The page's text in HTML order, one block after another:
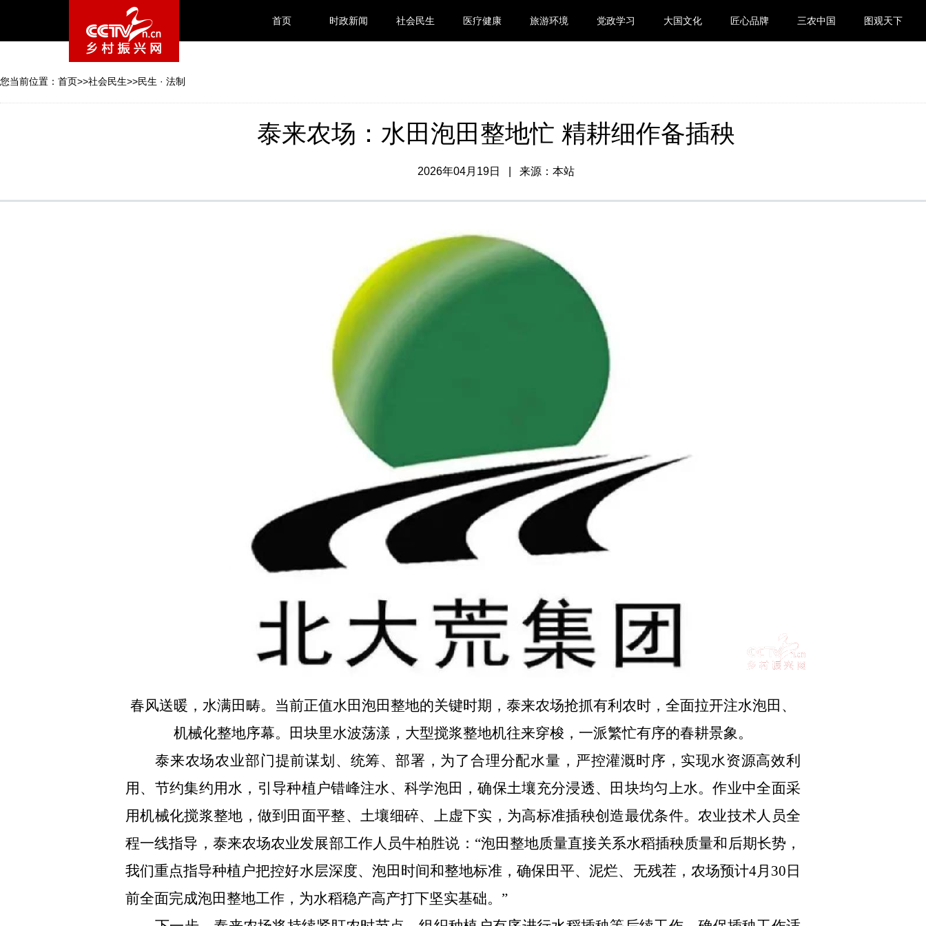
首页 时政新闻 社会民生 医疗健康 旅游环境 党政学习 大国文化 匠心品牌 三农中国 图观天下
您当前位置： 首页>>社会民生>>民生 · 法制
泰来农场：水田泡田整地忙 精耕细作备插秧
2026年04月19日 | 来源：本站
春风送暖，水满田畴。当前正值水田泡田整地的关键时期，泰来农场抢抓有利农时，全面拉开注水泡田、
机械化整地序幕。田块里水波荡漾，大型搅浆整地机往来穿梭，一派繁忙有序的春耕景象。
泰来农场农业部门提前谋划、 统筹、 部署 ， 为了合理分配水量，严控灌溉时序，实现水资源高效利
用、节约集约用水，引导种植户错峰注水、科学泡田，确保土壤充分浸透、田块均匀上水。作业中全面采
用机械化搅浆整地 ，做到田面平整、土壤细碎、上虚下实，为高标准插秧创造最优条件。农业技术人员全
程一线指导， 泰来农场农业发展部工作人员牛柏胜说 ： “泡田整地质量直接关系水稻插秧质量和后期长势，
我们重点指导种植户把控好水层深度、泡田时间和整地标准，确保田平、泥烂、无残茬， 农场预计4月30日
前全面完成泡田整地工作， 为水稻稳产高产打下坚实基础。 ”